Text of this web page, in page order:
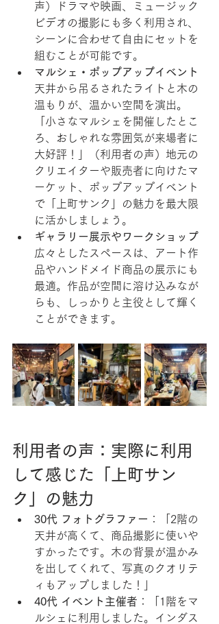
声）ドラマや映画、ミュージック
ビデオの撮影にも多く利用され、
シーンに合わせて自由にセットを
組むことが可能です。
マルシェ・ポップアップイベント
天井から吊るされたライトと木の
温もりが、温かい空間を演出。
「小さなマルシェを開催したとこ
ろ、おしゃれな雰囲気が来場者に
大好評！」（利用者の声）地元の
クリエイターや販売者に向けたマ
ーケット、ポップアップイベント
で「上町サンク」の魅力を最大限
に活かしましょう。
ギャラリー展示やワークショップ
広々としたスペースは、アート作
品やハンドメイド商品の展示にも
最適。作品が空間に溶け込みなが
らも、しっかりと主役として輝く
ことができます。
利用者の声：実際に利用
して感じた「上町サン
ク」の魅力
30代 フォトグラファー ：「2階の
天井が高くて、商品撮影に使いや
すかったです。木の背景が温かみ
を出してくれて、写真のクオリテ
ィもアップしました！」
40代 イベント主催者 ：「1階をマ
ルシェに利用しました。インダス